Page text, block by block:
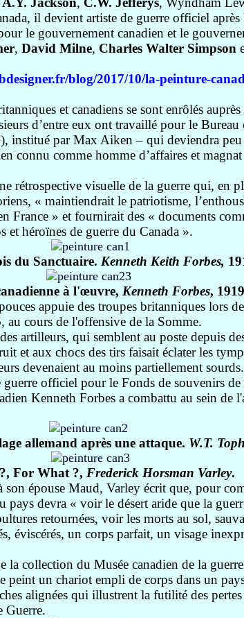
il devient artiste de guerre officiel après
le gouvernement canadien et le
, David Milne, Charles Walter Simpson
blog/2017/10/la-peinture-
et canadiens se sont enrôlés auprès
d’entre eux ont travaillé pour le Bureau
institué par Max Aiken – qui deviendra peu
connu comme homme d’affaires et magnat
rétrospective visuelle de la guerre qui, en
« maintiendrait le patriotisme,
France » et fournirait des « documents
héroïnes de guerre du Canada ».
du Sanctuaire. Kenneth Keith Forbes,
à l'œuvre, Kenneth Forbes,
appuie des troupes britanniques lors
cours de l'offensive de la Somme.
artilleurs, qui semblent au poste depuis
et aux chocs des tirs faisait éclater les
devenaient au moins partiellement sourds.
officiel pour le Fonds de souvenirs de
Kenneth Forbes a combattu au sein de
allemand après une attaque. W.T.
?, For What ?, Frederick Horsman Varley.
son épouse Maud, Varley écrit que, pour
pays devra « voir le désert aride que la
retournées, voir les morts au sol,
éviscérés, un corps parfait, un visage
la collection du Musée canadien de la guerre
peint un chariot empli de corps dans un
alignées qui illustrent la futilité des
Guerre.